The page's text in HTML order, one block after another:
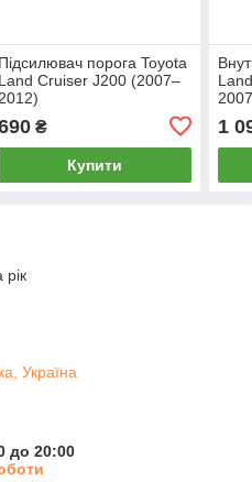
Підсилювач порога Toyota
Land Cruiser J200 (2007–
2012)
₴
Купити
1
рік
Україна
до 20:00